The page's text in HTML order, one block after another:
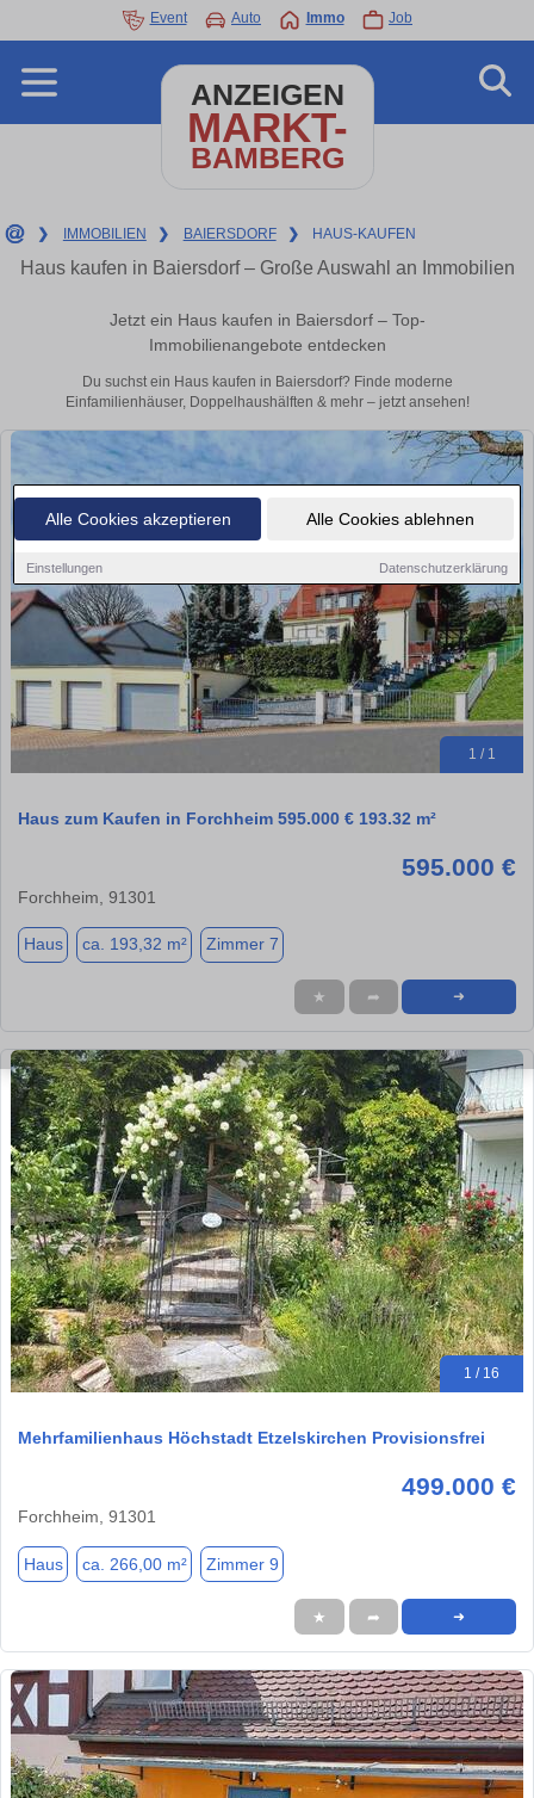
Alle Cookies akzeptieren Alle Cookies ablehnen
Einstellungen Datenschutzerklärung
Event Auto Immo Job
ANZEIGEN
MARKT-
BAMBERG
❯ IMMOBILIEN ❯ BAIERSDORF ❯ HAUS-KAUFEN
Haus kaufen in Baiersdorf – Große Auswahl an Immobilien
Jetzt ein Haus kaufen in Baiersdorf – Top-
Immobilienangebote entdecken
Du suchst ein Haus kaufen in Baiersdorf? Finde moderne
Einfamilienhäuser, Doppelhaushälften & mehr – jetzt ansehen!
1 / 1
Haus zum Kaufen in Forchheim 595.000 € 193.32 m²
595.000 €
Forchheim, 91301
Haus ca. 193,32 m² Zimmer 7
★ ➦ ➜
1 / 16
Mehrfamilienhaus Höchstadt Etzelskirchen Provisionsfrei
499.000 €
Forchheim, 91301
Haus ca. 266,00 m² Zimmer 9
★ ➦ ➜